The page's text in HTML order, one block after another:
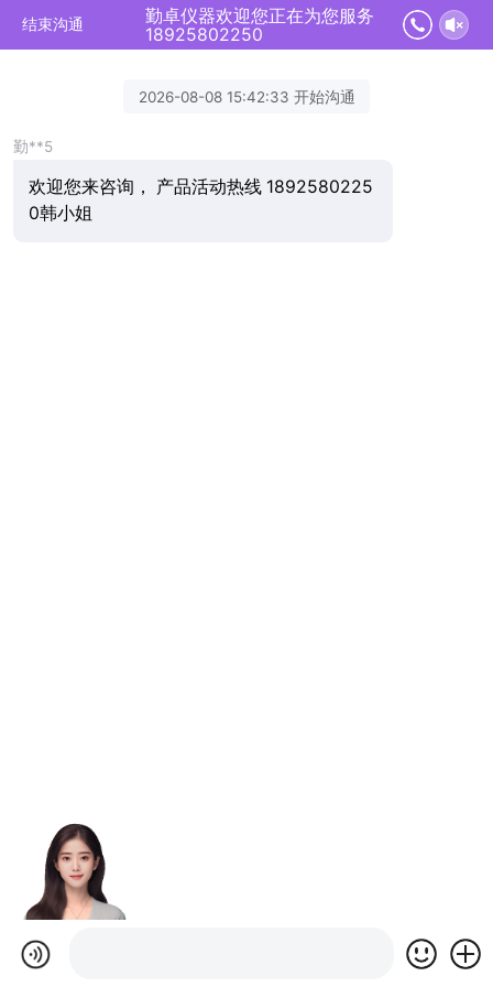
结束沟通
勤卓仪器欢迎您正在为您服务
18925802250
2026-08-08 15:42:33 开始沟通
勤**5
欢迎您来咨询， 产品活动热线 1892580225
0韩小姐